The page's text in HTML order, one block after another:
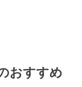
おすすめ